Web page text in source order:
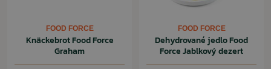
FOOD FORCE
Knäckebrot Food Force
Graham
FOOD FORCE
Dehydrované jedlo Food
Force Jablkový dezert